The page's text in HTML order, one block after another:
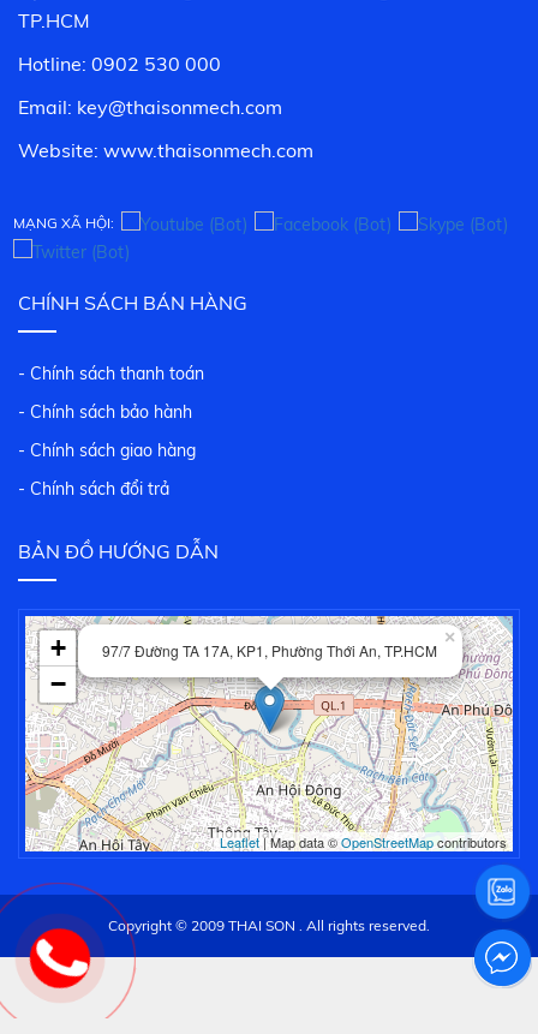
TP.HCM
Hotline: 0902 530 000
Email: key@thaisonmech.com
Website: www.thaisonmech.com
MẠNG XÃ HỘI:
CHÍNH SÁCH BÁN HÀNG
- Chính sách thanh toán
- Chính sách bảo hành
- Chính sách giao hàng
- Chính sách đổi trả
BẢN ĐỒ HƯỚNG DẪN
97/7 Đường TA 17A, KP1, Phường Thới An, TP.HCM
×
+
−
Leaflet| Map data ©OpenStreetMapcontributors
Copyright © 2009 THAI SON . All rights reserved.